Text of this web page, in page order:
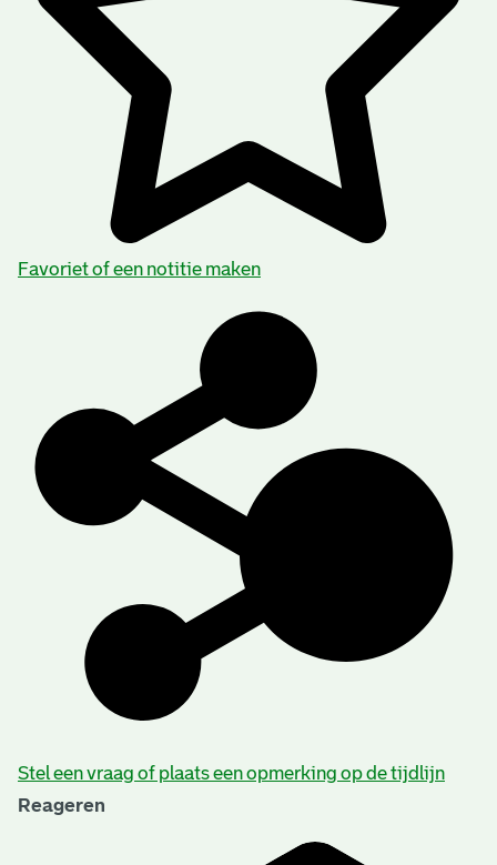
Commons Licentie by NC ND 4.0.
Trefwoorden:
Tweede Wereldoorlog
Zonder categorie
Favoriet of een notitie maken
Stel een vraag of plaats een opmerking op de tijdlijn
Reageren